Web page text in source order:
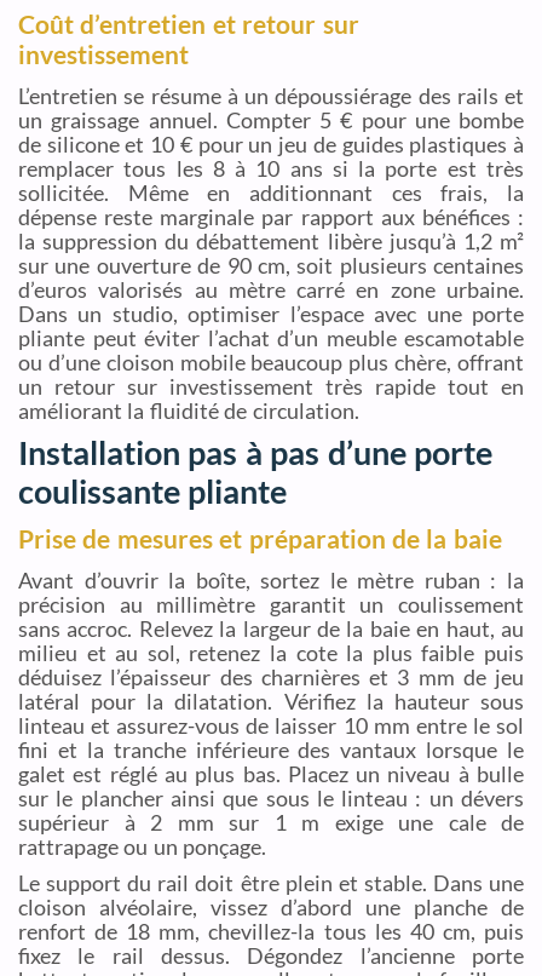
Coût d’entretien et retour sur
investissement
L’entretien se résume à un dépoussiérage des rails et
un graissage annuel. Compter 5 € pour une bombe
de silicone et 10 € pour un jeu de guides plastiques à
remplacer tous les 8 à 10 ans si la porte est très
sollicitée. Même en additionnant ces frais, la
dépense reste marginale par rapport aux bénéfices :
la suppression du débattement libère jusqu’à 1,2 m²
sur une ouverture de 90 cm, soit plusieurs centaines
d’euros valorisés au mètre carré en zone urbaine.
Dans un studio, optimiser l’espace avec une porte
pliante peut éviter l’achat d’un meuble escamotable
ou d’une cloison mobile beaucoup plus chère, offrant
un retour sur investissement très rapide tout en
améliorant la fluidité de circulation.
Installation pas à pas d’une porte
coulissante pliante
Prise de mesures et préparation de la baie
Avant d’ouvrir la boîte, sortez le mètre ruban : la
précision au millimètre garantit un coulissement
sans accroc. Relevez la largeur de la baie en haut, au
milieu et au sol, retenez la cote la plus faible puis
déduisez l’épaisseur des charnières et 3 mm de jeu
latéral pour la dilatation. Vérifiez la hauteur sous
linteau et assurez-vous de laisser 10 mm entre le sol
fini et la tranche inférieure des vantaux lorsque le
galet est réglé au plus bas. Placez un niveau à bulle
sur le plancher ainsi que sous le linteau : un dévers
supérieur à 2 mm sur 1 m exige une cale de
rattrapage ou un ponçage.
Le support du rail doit être plein et stable. Dans une
cloison alvéolaire, vissez d’abord une planche de
renfort de 18 mm, chevillez-la tous les 40 cm, puis
fixez le rail dessus. Dégondez l’ancienne porte